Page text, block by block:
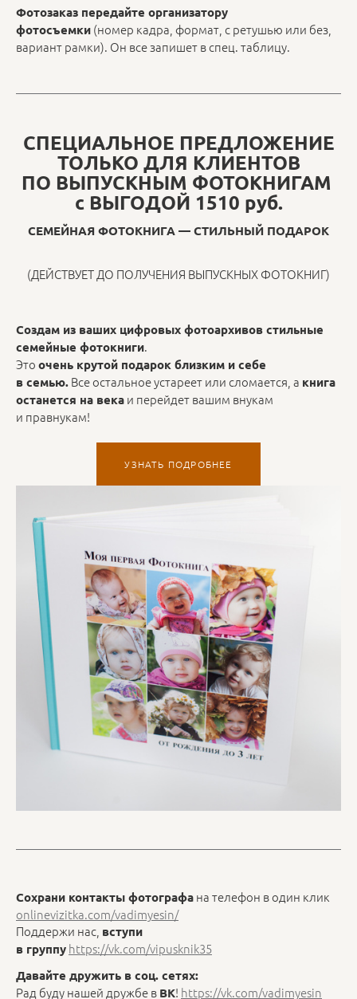
Фотозаказ передайте организатору
фотосъемки (номер кадра, формат, с ретушью или без,
вариант рамки). Он все запишет в спец. таблицу.
СПЕЦИАЛЬНОЕ ПРЕДЛОЖЕНИЕ
ТОЛЬКО ДЛЯ КЛИЕНТОВ
ПО ВЫПУСКНЫМ ФОТОКНИГАМ
с ВЫГОДОЙ 1510 руб.
СЕМЕЙНАЯ ФОТОКНИГА — СТИЛЬНЫЙ ПОДАРОК
(ДЕЙСТВУЕТ ДО ПОЛУЧЕНИЯ ВЫПУСКНЫХ ФОТОКНИГ)
Cоздам из ваших цифровых фотоархивов стильные
семейные фотокниги.
Это очень крутой подарок близким и себе
в семью. Все остальное устареет или сломается, а книга
останется на века и перейдет вашим внукам
и правнукам!
УЗНАТЬ ПОДРОБНЕЕ
Сохрани контакты фотографа на телефон в один клик
onlinevizitka.com/vadimyesin/
Поддержи нас, вступи
в группу https://vk.com/vipusknik35
Давайте дружить в соц. сетях:
Рад буду нашей дружбе в ВК! https://vk.com/vadimyesin